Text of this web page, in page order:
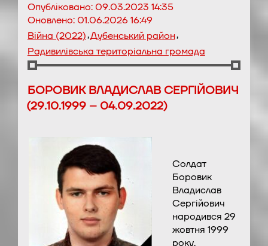
Опубліковано:09.03.2023 14:35
Оновлено:01.06.2026 16:49
Війна (2022),Дубенський район,
Радивилівська територіальна громада
БОРОВИК ВЛАДИСЛАВ СЕРГІЙОВИЧ
(29.10.1999 – 04.09.2022)
Солдат
Боровик
Владислав
Сергійович
народився 29
жовтня 1999
року.